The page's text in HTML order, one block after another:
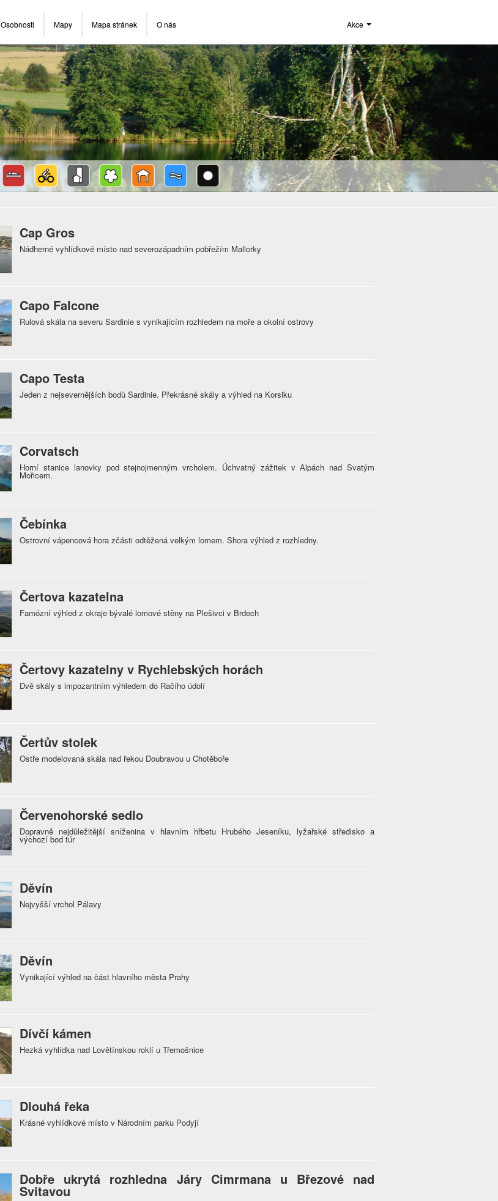
Osobnosti Mapy Mapa stránek O nás Akce
Cap Gros
Nádherné vyhlídkové místo nad severozápadním pobřežím Mallorky
Capo Falcone
Rulová skála na severu Sardinie s vynikajícím rozhledem na moře a okolní ostrovy
Capo Testa
Jeden z nejsevernějších bodů Sardinie. Překrásné skály a výhled na Korsiku
Corvatsch
Horní stanice lanovky pod stejnojmenným vrcholem. Úchvatný zážitek v Alpách nad Svatým
Mořicem.
Čebínka
Ostrovní vápencová hora zčásti odtěžená velkým lomem. Shora výhled z rozhledny.
Čertova kazatelna
Famózní výhled z okraje bývalé lomové stěny na Plešivci v Brdech
Čertovy kazatelny v Rychlebských horách
Dvě skály s impozantním výhledem do Račího údolí
Čertův stolek
Ostře modelovaná skála nad řekou Doubravou u Chotěboře
Červenohorské sedlo
Dopravně nejdůležitější sníženina v hlavním hřbetu Hrubého Jeseníku, lyžařské středisko a
výchozí bod túr
Děvín
Nejvyšší vrchol Pálavy
Děvín
Vynikající výhled na část hlavního města Prahy
Dívčí kámen
Hezká vyhlídka nad Lovětínskou roklí u Třemošnice
Dlouhá řeka
Krásné vyhlídkové místo v Národním parku Podyjí
Dobře ukrytá rozhledna Járy Cimrmana u Březové nad
Svitavou